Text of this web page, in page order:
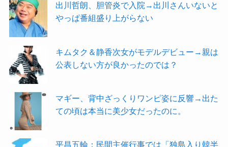
出川哲朗、胆管炎で入院→出川さんいないと
やっぱ番組盛り上がらない
キムタク＆静香次女がモデルデビュー→親は
公表しない方が良かったのでは？
マギー、背中ざっくりワンピ姿に反響→出た
ての頃は本当に美少女だったのに。
平昌五輪：民間主催行事では「独島入り韓半